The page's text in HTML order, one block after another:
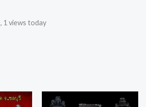
, 1 views today